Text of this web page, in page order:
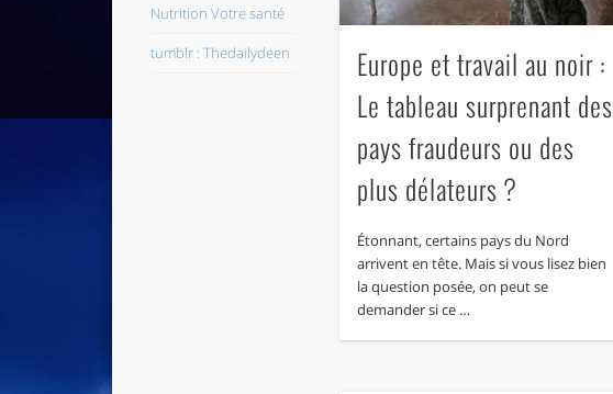
Europe et travail au noir :
Le tableau surprenant des
pays fraudeurs ou des
plus délateurs ?
Étonnant, certains pays du Nord
arrivent en tête. Mais si vous lisez bien
la question posée, on peut se
demander si ce …
Nutrition Votre santé
tumblr : Thedailydeen